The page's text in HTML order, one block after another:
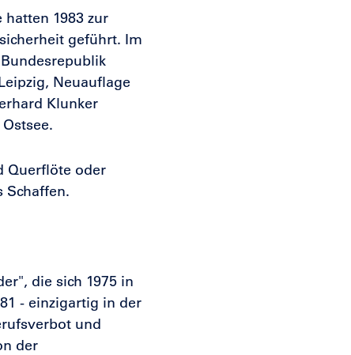
1983 zur
geführt. Im
Neuauflage
Klunker
Querflöte oder
Schaffen.
die sich 1975 in
- einzigartig in der
und
der